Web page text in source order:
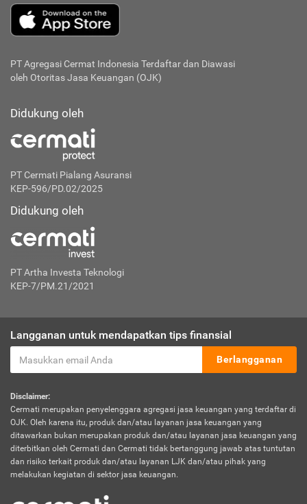
PT Agregasi Cermat Indonesia Terdaftar dan Diawasi
oleh Otoritas Jasa Keuangan (OJK)
Didukung oleh
PT Cermati Pialang Asuransi
KEP-596/PD.02/2025
Didukung oleh
PT Artha Investa Teknologi
KEP-7/PM.21/2021
Langganan untuk mendapatkan tips finansial
Berlangganan
Disclaimer:
Cermati merupakan penyelenggara agregasi jasa keuangan yang terdaftar di
OJK. Oleh karena itu, produk dan/atau layanan jasa keuangan yang
ditawarkan bukan merupakan produk dan/atau layanan jasa keuangan yang
diterbitkan oleh Cermati dan Cermati tidak bertanggung jawab atas tuntutan
dan risiko terkait produk dan/atau layanan LJK dan/atau pihak yang
melakukan kegiatan di sektor jasa keuangan.